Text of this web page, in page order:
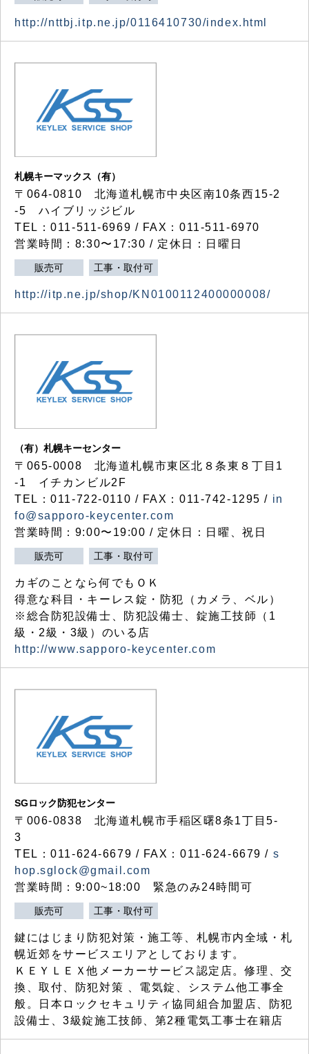
http://nttbj.itp.ne.jp/0116410730/index.html
札幌キーマックス（有）
〒064-0810 北海道札幌市中央区南10条西15-2
-5 ハイブリッジビル
TEL：011-511-6969 / FAX：011-511-6970
営業時間：8:30〜17:30 / 定休日：日曜日
販売可 工事・取付可
http://itp.ne.jp/shop/KN0100112400000008/
（有）札幌キーセンター
〒065-0008 北海道札幌市東区北８条東８丁目1
-1 イチカンビル2F
TEL：011-722-0110 / FAX：011-742-1295 / in
fo@sapporo-keycenter.com
営業時間：9:00〜19:00 / 定休日：日曜、祝日
販売可 工事・取付可
カギのことなら何でもＯＫ
得意な科目・キーレス錠・防犯（カメラ、ベル）
※総合防犯設備士、防犯設備士、錠施工技師（1
級・2級・3級）のいる店
http://www.sapporo-keycenter.com
SGロック防犯センター
〒006-0838 北海道札幌市手稲区曙8条1丁目5-
3
TEL：011-624-6679 / FAX：011-624-6679 / s
hop.sglock@gmail.com
営業時間：9:00~18:00 緊急のみ24時間可
販売可 工事・取付可
鍵にはじまり防犯対策・施工等、札幌市内全域・札
幌近郊をサービスエリアとしております。
ＫＥＹＬＥＸ他メーカーサービス認定店。修理、交
換、取付、防犯対策 、電気錠、システム他工事全
般。日本ロックセキュリティ協同組合加盟店、防犯
設備士、3級錠施工技師、第2種電気工事士在籍店